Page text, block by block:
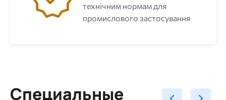
технічним нормам для
промислового застосування
Специальные